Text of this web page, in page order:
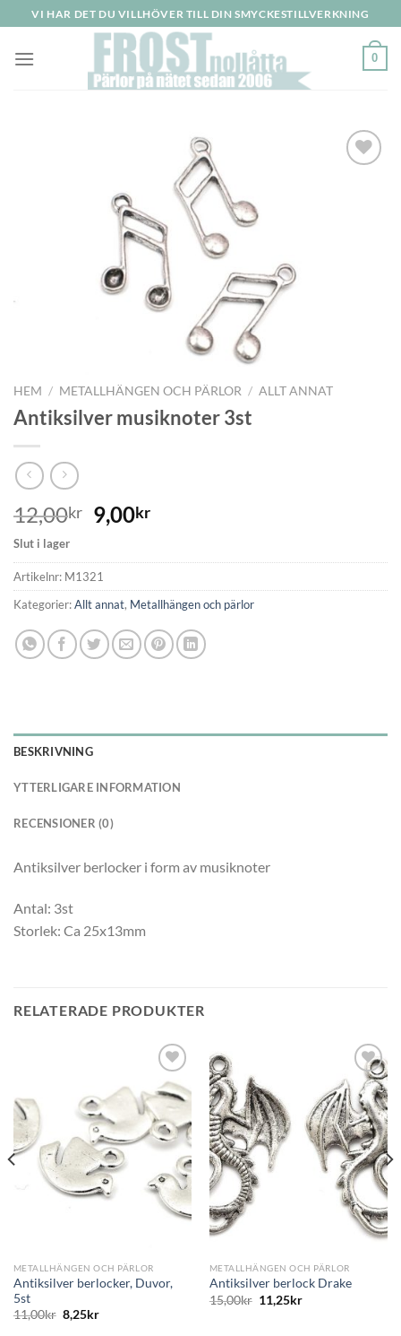
to
content
VI HAR DET DU VILLHÖVER TILL DIN SMYCKESTILLVERKNING
0
HEM / METALLHÄNGEN OCH PÄRLOR / ALLT ANNAT
Antiksilver musiknoter 3st
12,00kr 9,00kr
Slut i lager
Artikelnr: M1321
Kategorier:Allt annat, Metallhängen och pärlor
BESKRIVNING
YTTERLIGARE INFORMATION
RECENSIONER (0)
Antiksilver berlocker i form av musiknoter
Antal: 3st
Storlek: Ca 25x13mm
RELATERADE PRODUKTER
METALLHÄNGEN OCH PÄRLOR
Antiksilver berlocker, Duvor,
5st
11,00kr 8,25kr
METALLHÄNGEN OCH PÄRLOR
Antiksilver berlock Drake
15,00kr 11,25kr